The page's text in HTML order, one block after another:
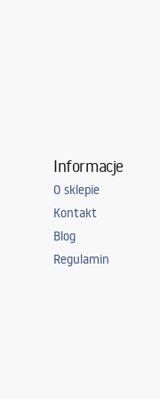
Informacje
O sklepie
Kontakt
Blog
Regulamin